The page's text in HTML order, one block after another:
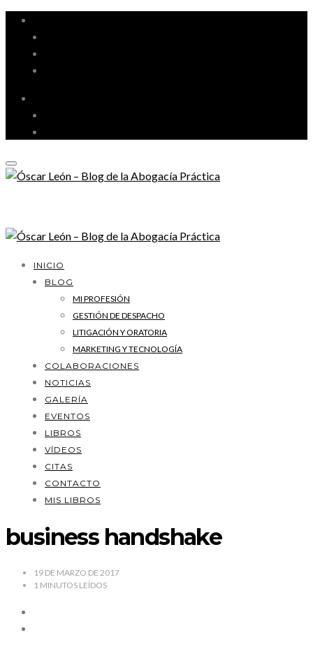
INICIO
BLOG
MI PROFESIÓN
GESTIÓN DE DESPACHO
LITIGACIÓN Y ORATORIA
MARKETING Y TECNOLOGÍA
COLABORACIONES
NOTICIAS
GALERÍA
EVENTOS
LIBROS
VÍDEOS
CITAS
CONTACTO
MIS LIBROS
business handshake
19 DE MARZO DE 2017
1 MINUTOS LEÍDOS